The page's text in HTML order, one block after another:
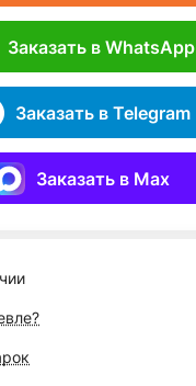
Заказать в WhatsApp
Заказать в Telegram
Заказать в Max